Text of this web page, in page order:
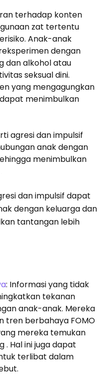
terhadap konten
zat tertentu
Anak-anak
dengan
alkohol atau
seksual dini.
yang mengagungkan
menimbulkan
agresi dan impulsif
anak dengan
menimbulkan
dan impulsif dapat
dengan keluarga dan
tantangan lebih
: Informasi yang tidak
tekanan
anak-anak. Mereka
tren berbahaya FOMO
mereka temukan
Hal ini juga dapat
terlibat dalam